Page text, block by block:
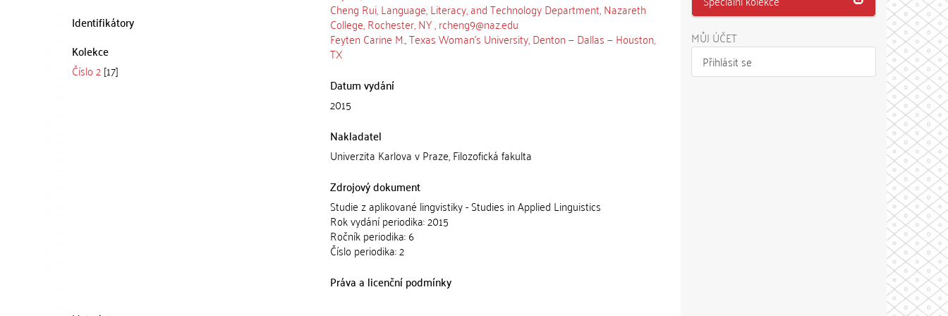
Identifikátory
Kolekce
Číslo 2[17]
Cheng Rui, Language, Literacy, and Technology Department, Nazareth
College, Rochester, NY , rcheng9@naz.edu
Feyten Carine M., Texas Woman’s University, Denton — Dallas — Houston,
TX
Datum vydání
2015
Nakladatel
Univerzita Karlova v Praze, Filozofická fakulta
Zdrojový dokument
Studie z aplikované lingvistiky - Studies in Applied Linguistics
Rok vydání periodika: 2015
Ročník periodika: 6
Číslo periodika: 2
Práva a licenční podmínky
MŮJ ÚČET
Přihlásit se